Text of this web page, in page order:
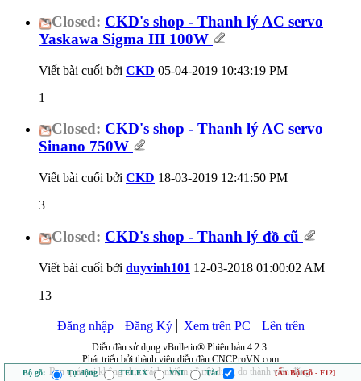
Closed: CKD's shop - Thanh lý AC servo
Yaskawa Sigma III 100W
Viết bài cuối bởi CKD 05-04-2019 10:43:19 PM
1
Closed: CKD's shop - Thanh lý AC servo
Sinano 750W
Viết bài cuối bởi CKD 18-03-2019 12:41:50 PM
3
Closed: CKD's shop - Thanh lý đồ cũ
Viết bài cuối bởi duyvinh101 12-03-2018 01:00:02 AM
13
Đăng nhập Đăng Ký Xem trên PC Lên trên
Diễn đàn sử dụng vBulletin® Phiên bản 4.2.3.
Phát triển bởi thành viên diễn đàn CNCProVN.com
Ban quản trị không chịu trách nhiệm về nội dung do thành viên đăng.
Bộ gõ: Tự động TELEX VNI Tắt [Ẩn Bộ Gõ - F12]